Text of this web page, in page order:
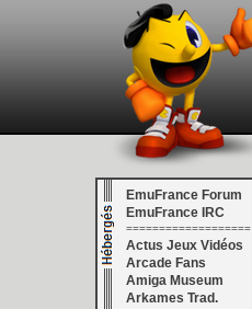
EmuFrance Forum
EmuFrance IRC
===================
Actus Jeux Vidéos
Arcade Fans
Amiga Museum
Arkames Trad.